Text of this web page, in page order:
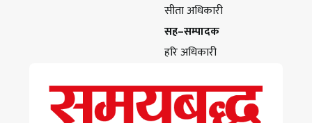
सीता अधिकारी
सह–सम्पादक
हरि अधिकारी